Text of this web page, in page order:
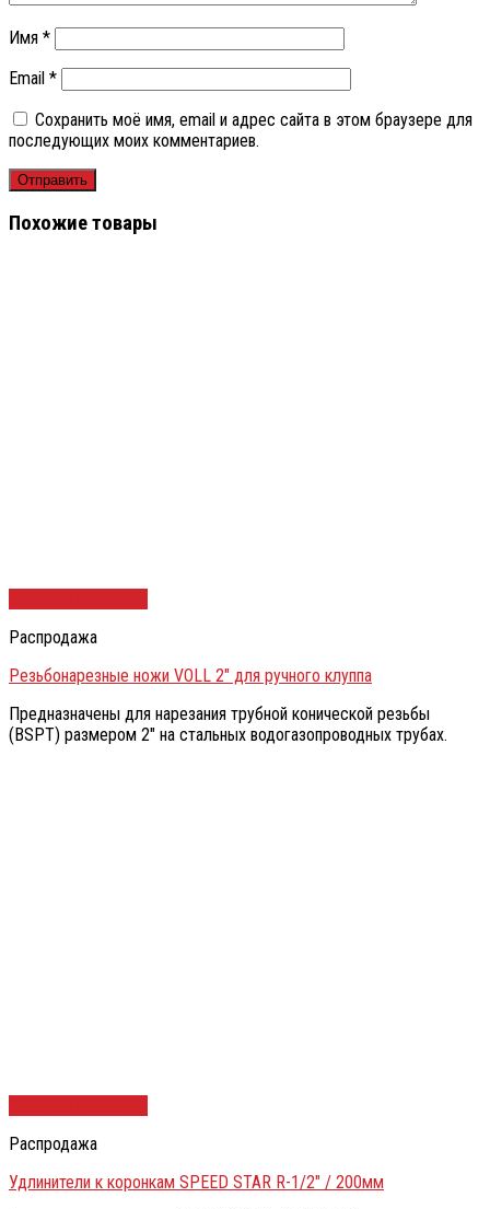
Имя *
Email *
Сохранить моё имя, email и адрес сайта в этом браузере для
последующих моих комментариев.
Похожие товары
Распродажа
Резьбонарезные ножи VOLL 2″ для ручного клуппа
Предназначены для нарезания трубной конической резьбы
(BSPT) размером 2″ на стальных водогазопроводных трубах.
Распродажа
Удлинители к коронкам SPEED STAR R-1/2″ / 200мм